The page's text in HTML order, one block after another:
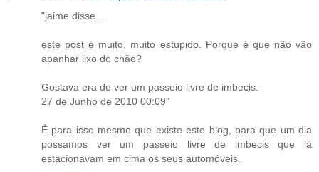
"jaime disse...
este post é muito, muito estupido. Porque é que não vão
apanhar lixo do chão?
Gostava era de ver um passeio livre de imbecis.
27 de Junho de 2010 00:09"
É para isso mesmo que existe este blog, para que um dia
possamos ver um passeio livre de imbecis que lá
estacionavam em cima os seus automóveis.